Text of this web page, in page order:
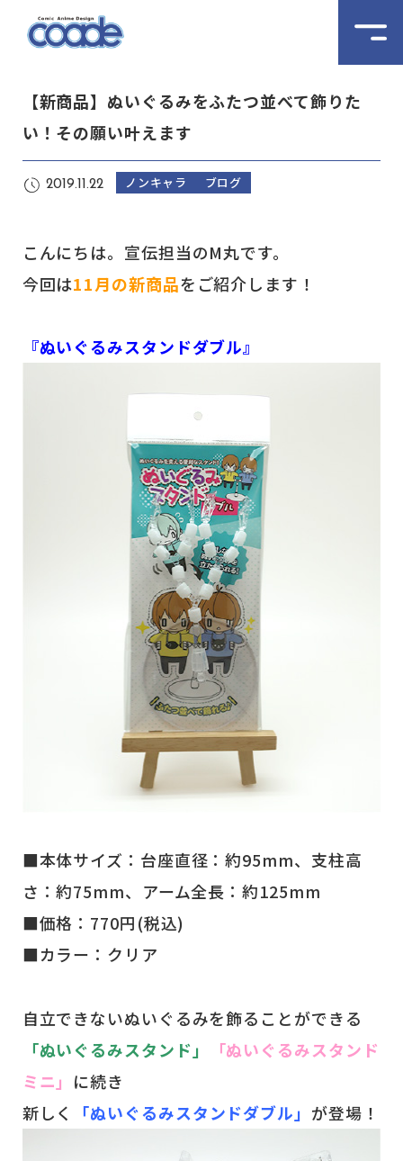
【新商品】ぬいぐるみをふたつ並べて飾りた
い！その願い叶えます
2019.11.22 ノンキャラ ブログ
こんにちは。宣伝担当のM丸です。
今回は11月の新商品をご紹介します！
『ぬいぐるみスタンドダブル』
■本体サイズ：台座直径：約95mm、支柱高
さ：約75mm、アーム全長：約125mm
■価格：770円(税込)
■カラー：クリア
自立できないぬいぐるみを飾ることができる
「ぬいぐるみスタンド」
「ぬいぐるみスタンド
ミニ」 に続き
新しく
「ぬいぐるみスタンドダブル」 が登場！